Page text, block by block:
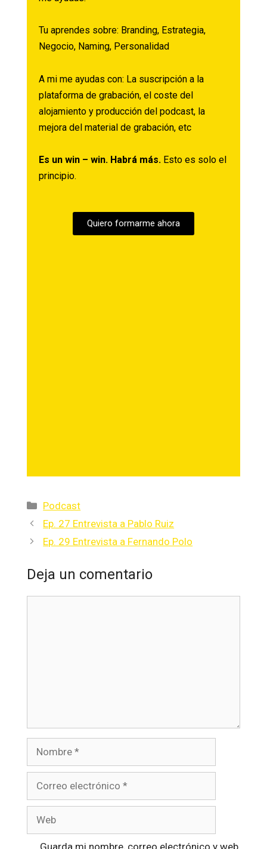
Tu aprendes sobre: Branding, Estrategia,
Negocio, Naming, Personalidad
A mi me ayudas con: La suscripción a la
plataforma de grabación, el coste del
alojamiento y producción del podcast, la
mejora del material de grabación, etc
Es un win – win. Habrá más. Esto es solo el
principio.
Quiero formarme ahora
Podcast
Ep. 27 Entrevista a Pablo Ruiz
Ep. 29 Entrevista a Fernando Polo
Deja un comentario
Guarda mi nombre, correo electrónico y web